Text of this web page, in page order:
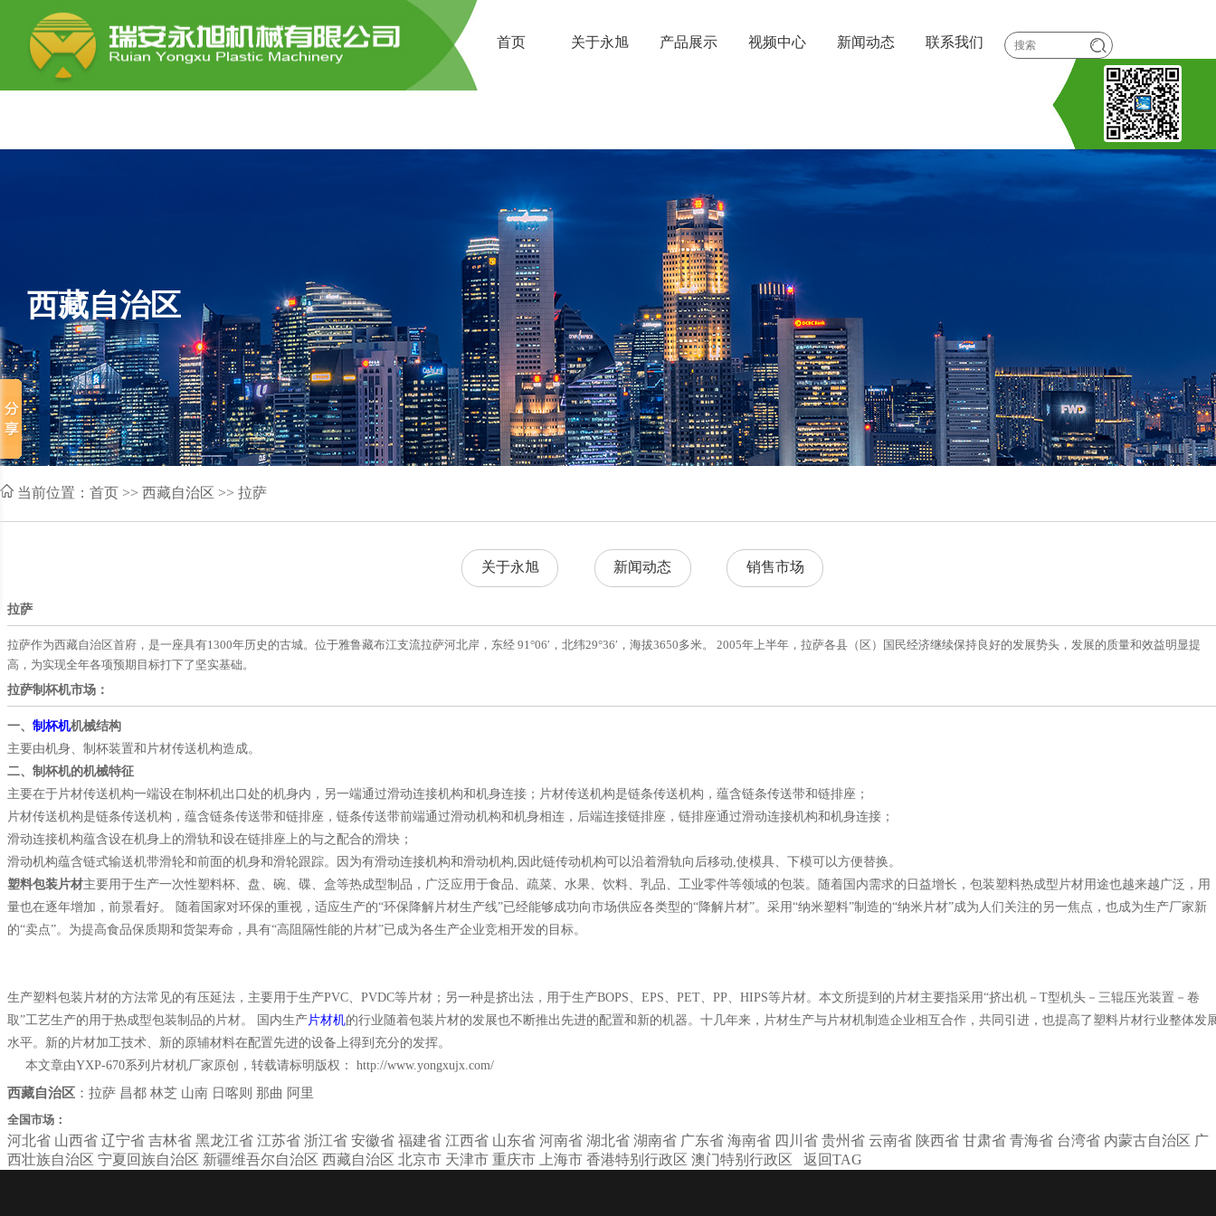
首页 关于永旭 产品展示 视频中心 新闻动态 联系我们
西藏自治区
当前位置： 首页 >> 西藏自治区 >> 拉萨
关于永旭 新闻动态 销售市场
拉萨
拉萨作为西藏自治区首府，是一座具有1300年历史的古城。位于雅鲁藏布江支流拉萨河北岸，东经 91°06′，北纬29°36′，海拔3650多米。 2005年上半年，拉萨各县（区）国民经济继续保持良好的发展势头，发展的质量和效益明显提
高，为实现全年各项预期目标打下了坚实基础。
拉萨制杯机市场：
一、 制杯机机械结构
主要由机身、制杯装置和片材传送机构造成。
二、制杯机的机械特征
主要在于片材传送机构一端设在制杯机出口处的机身内，另一端通过滑动连接机构和机身连接；片材传送机构是链条传送机构，蕴含链条传送带和链排座；
片材传送机构是链条传送机构，蕴含链条传送带和链排座，链条传送带前端通过滑动机构和机身相连，后端连接链排座，链排座通过滑动连接机构和机身连接；
滑动连接机构蕴含设在机身上的滑轨和设在链排座上的与之配合的滑块；
滑动机构蕴含链式输送机带滑轮和前面的机身和滑轮跟踪。因为有滑动连接机构和滑动机构,因此链传动机构可以沿着滑轨向后移动,使模具、下模可以方便替换。
塑料包装片材主要用于生产一次性塑料杯、盘、碗、碟、盒等热成型制品，广泛应用于食品、疏菜、水果、饮料、乳品、工业零件等领域的包装。随着国内需求的日益增长，包装塑料热成型片材用途也越来越广泛，用
量也在逐年增加，前景看好。 随着国家对环保的重视，适应生产的“环保降解片材生产线”已经能够成功向市场供应各类型的“降解片材”。采用“纳米塑料”制造的“纳米片材”成为人们关注的另一焦点，也成为生产厂家新
的“卖点”。为提高食品保质期和货架寿命，具有“高阻隔性能的片材”已成为各生产企业竞相开发的目标。
生产塑料包装片材的方法常见的有压延法，主要用于生产PVC、PVDC等片材；另一种是挤出法，用于生产BOPS、EPS、PET、PP、HIPS等片材。本文所提到的片材主要指采用“挤出机－T型机头－三辊压光装置－卷
取”工艺生产的用于热成型包装制品的片材。 国内生产片材机的行业随着包装片材的发展也不断推出先进的配置和新的机器。十几年来，片材生产与片材机制造企业相互合作，共同引进，也提高了塑料片材行业整体发
水平。新的片材加工技术、新的原辅材料在配置先进的设备上得到充分的发挥。
本文章由YXP-670系列片材机厂家原创，转载请标明版权： http://www.yongxujx.com/
西藏自治区 ： 拉萨 昌都 林芝 山南 日喀则 那曲 阿里
全国市场：
河北省 山西省 辽宁省 吉林省 黑龙江省 江苏省 浙江省 安徽省 福建省 江西省 山东省 河南省 湖北省 湖南省 广东省 海南省 四川省 贵州省 云南省 陕西省 甘肃省 青海省 台湾省 内蒙古自治区 广
西壮族自治区 宁夏回族自治区 新疆维吾尔自治区 西藏自治区 北京市 天津市 重庆市 上海市 香港特别行政区 澳门特别行政区 返回TAG